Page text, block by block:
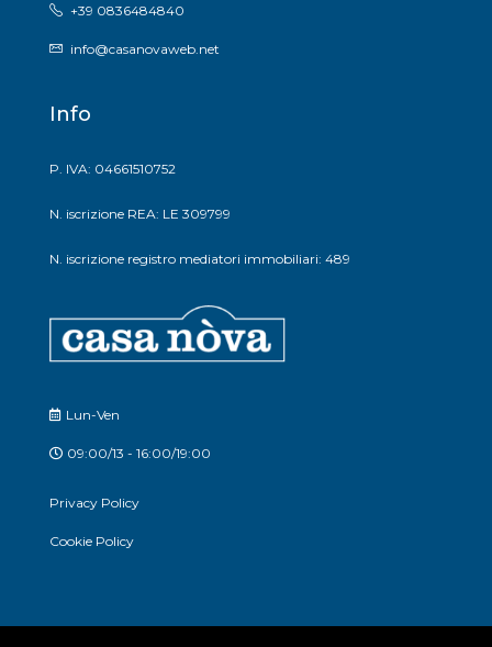
+39 0836484840
info@casanovaweb.net
Info
P. IVA: 04661510752
N. iscrizione REA: LE 309799
N. iscrizione registro mediatori immobiliari: 489
Lun-Ven
09:00/13 - 16:00/19:00
Privacy Policy
Cookie Policy